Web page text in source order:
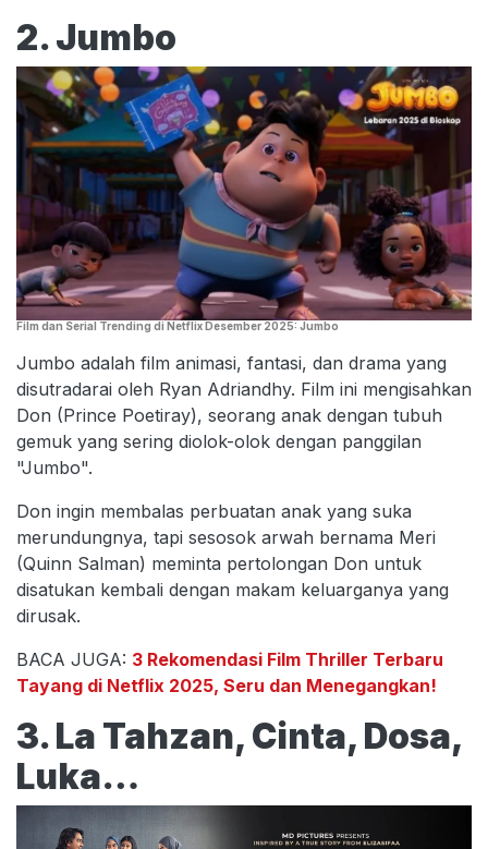
2. Jumbo
Film dan Serial Trending di Netflix Desember 2025: Jumbo
Jumbo adalah film animasi, fantasi, dan drama yang
disutradarai oleh Ryan Adriandhy. Film ini mengisahkan
Don (Prince Poetiray), seorang anak dengan tubuh
gemuk yang sering diolok-olok dengan panggilan
"Jumbo".
Don ingin membalas perbuatan anak yang suka
merundungnya, tapi sesosok arwah bernama Meri
(Quinn Salman) meminta pertolongan Don untuk
disatukan kembali dengan makam keluarganya yang
dirusak.
BACA JUGA: 3 Rekomendasi Film Thriller Terbaru
Tayang di Netflix 2025, Seru dan Menegangkan!
3. La Tahzan, Cinta, Dosa,
Luka…